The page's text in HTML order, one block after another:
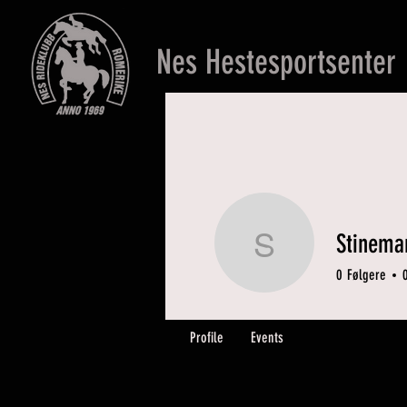
Nes Hestesportsenter
0 Følgere 0
Profile Events